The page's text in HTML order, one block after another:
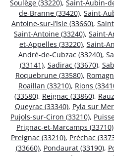
Soulège (33220), Saint-Aubin-
de-Branne (33420), Saint-
Antoine-sur-l’Isle (33660),
Saint-Antoine (33240), Saint-
et-Appelles (33220), Saint-
André-de-Cubzac (33240),
(33141), Sadirac (33670),
Roquebrune (33580),
Roaillan (33210), Rions
(33580), Reignac (33860),
Queyrac (33340), Pyla sur
Pujols-sur-Ciron (33210),
Prignac-et-Marcamps (33710)
Preignac (33210), Préchac
(33660), Pondaurat (33190),